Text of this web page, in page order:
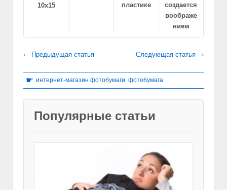
10х15
пластике
создается
воображе
нием
‹ Предыдущая статья Следующая статья ›
☛ интернет-магазин фотобумаги фотобумага
Популярные статьи